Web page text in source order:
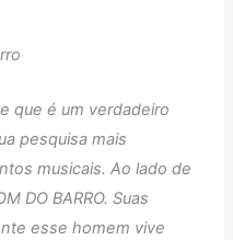
que é um verdadeiro
pesquisa mais
musicais. Ao lado de
DO BARRO. Suas
esse homem vive